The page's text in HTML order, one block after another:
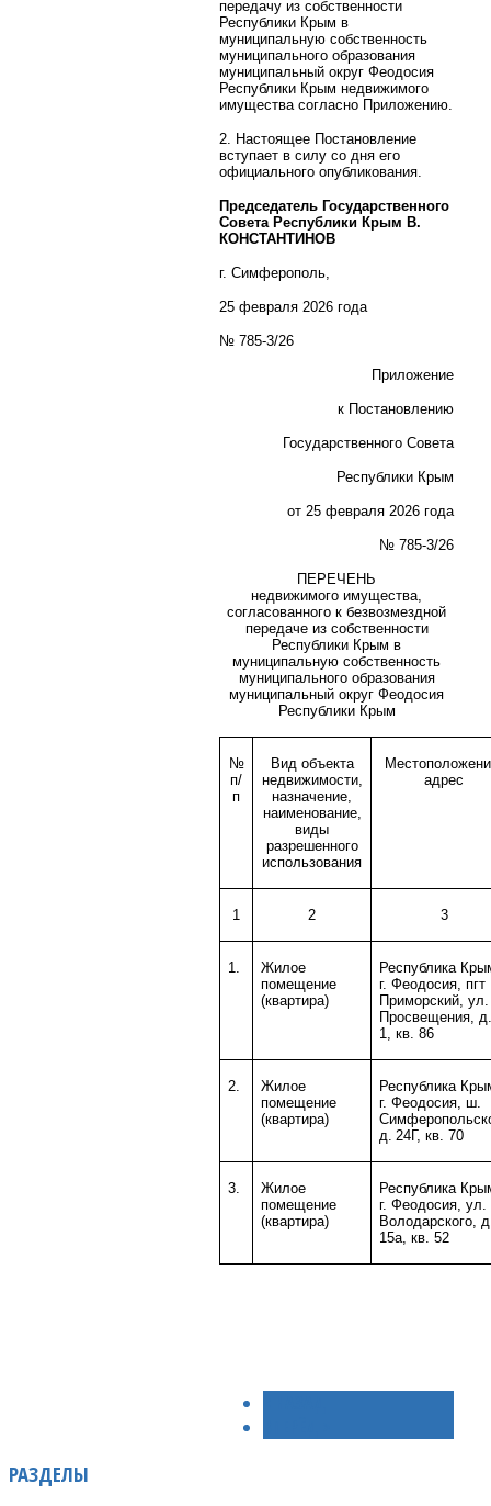
передачу из собственности
Республики Крым в
муниципальную собственность
муниципального образования
муниципальный округ Феодосия
Республики Крым недвижимого
имущества согласно Приложению.
2. Настоящее Постановление
вступает в силу со дня его
официального опубликования.
Председатель Государственного
Совета Республики Крым В.
КОНСТАНТИНОВ
г. Симферополь,
25 февраля 2026 года
№ 785-3/26
Приложение
к Постановлению
Государственного Совета
Республики Крым
от 25 февраля 2026 года
№ 785-3/26
ПЕРЕЧЕНЬ
недвижимого имущества,
согласованного к безвозмездной
передаче из собственности
Республики Крым в
муниципальную собственность
муниципального образования
муниципальный округ Феодосия
Республики Крым
№
п/
п
Вид объекта
недвижимости,
назначение,
наименование,
виды
разрешенного
использования
адрес
1 2 3
1.
Жилое
помещение
(квартира)
Республика
г. Феодосия, пгт
Приморский, ул.
Просвещения,
1, кв. 86
2.
Жилое
помещение
(квартира)
Республика
г. Феодосия, ш.
д. 24Г, кв. 70
3.
Жилое
помещение
(квартира)
Республика
г. Феодосия, ул.
Володарского,
15а, кв. 52
РАЗДЕЛЫ